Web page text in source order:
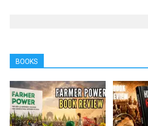
BOOKS